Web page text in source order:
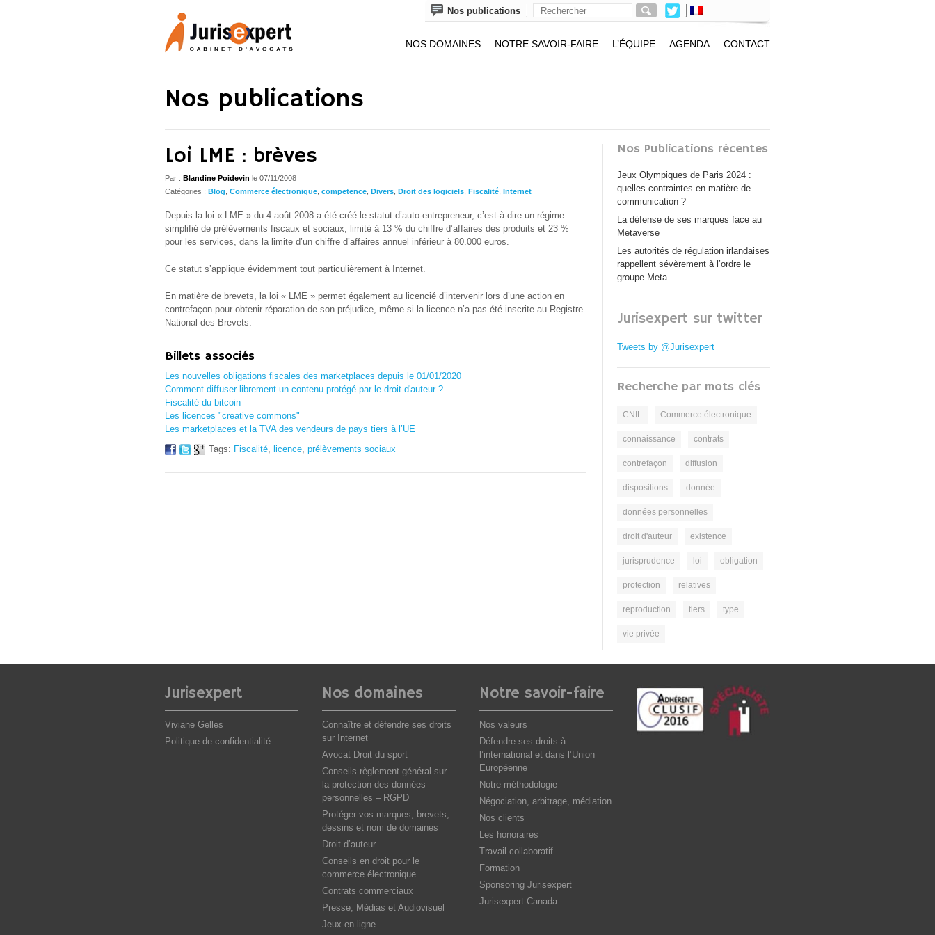
Nos publications
NOS DOMAINES NOTRE SAVOIR-FAIRE L’ÉQUIPE AGENDA CONTACT
Nos publications
Loi LME : brèves
Par : Blandine Poidevin le 07/11/2008
Catégories : Blog Commerce électronique competence Divers Droit des logiciels Fiscalité Internet
Depuis la loi « LME » du 4 août 2008 a été créé le statut d’auto-entrepreneur, c’est-à-dire un régime
simplifié de prélèvements fiscaux et sociaux, limité à 13 % du chiffre d’affaires des produits et 23 %
pour les services, dans la limite d’un chiffre d’affaires annuel inférieur à 80.000 euros.
Ce statut s’applique évidemment tout particulièrement à Internet.
En matière de brevets, la loi « LME » permet également au licencié d’intervenir lors d’une action en
contrefaçon pour obtenir réparation de son préjudice, même si la licence n’a pas été inscrite au Registre
National des Brevets.
Billets associés
Les nouvelles obligations fiscales des marketplaces depuis le 01/01/2020
Comment diffuser librement un contenu protégé par le droit d'auteur ?
Fiscalité du bitcoin
Les licences "creative commons"
Les marketplaces et la TVA des vendeurs de pays tiers à l’UE
Tags: Fiscalité, licence, prélèvements sociaux
Nos Publications récentes
Jeux Olympiques de Paris 2024 :
quelles contraintes en matière de
communication ?
La défense de ses marques face au
Metaverse
Les autorités de régulation irlandaises
rappellent sévèrement à l’ordre le
groupe Meta
Jurisexpert sur twitter
Tweets by @Jurisexpert
Recherche par mots clés
CNIL Commerce électronique
connaissance contrats
contrefaçon diffusion
dispositions donnée
données personnelles
droit d'auteur existence
jurisprudence loi obligation
protection relatives
reproduction tiers type
vie privée
Jurisexpert
Viviane Gelles
Politique de confidentialité
Nos domaines
Connaître et défendre ses droits
sur Internet
Avocat Droit du sport
Conseils règlement général sur
la protection des données
personnelles – RGPD
Protéger vos marques, brevets,
dessins et nom de domaines
Droit d’auteur
Conseils en droit pour le
commerce électronique
Contrats commerciaux
Presse, Médias et Audiovisuel
Jeux en ligne
Notre savoir-faire
Nos valeurs
Défendre ses droits à
l’international et dans l’Union
Européenne
Notre méthodologie
Négociation, arbitrage, médiation
Nos clients
Les honoraires
Travail collaboratif
Formation
Sponsoring Jurisexpert
Jurisexpert Canada